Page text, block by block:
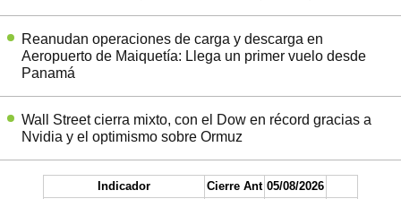
Reanudan operaciones de carga y descarga en
Aeropuerto de Maiquetía: Llega un primer vuelo desde
Panamá
Wall Street cierra mixto, con el Dow en récord gracias a
Nvidia y el optimismo sobre Ormuz
Indicador Cierre Ant 05/08/2026